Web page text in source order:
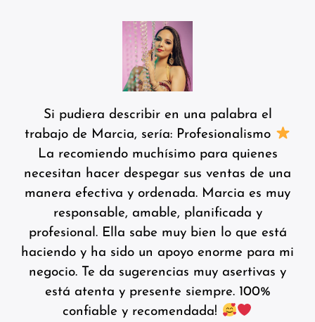
Si pudiera describir en una palabra el
trabajo de Marcia, sería: Profesionalismo
La recomiendo muchísimo para quienes
necesitan hacer despegar sus ventas de una
manera efectiva y ordenada. Marcia es muy
responsable, amable, planificada y
profesional. Ella sabe muy bien lo que está
haciendo y ha sido un apoyo enorme para mi
negocio. Te da sugerencias muy asertivas y
está atenta y presente siempre. 100%
confiable y recomendada!